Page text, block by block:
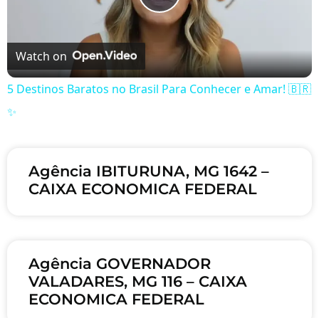
Play Video
Watch on
5 Destinos Baratos no Brasil Para Conhecer e Amar! 🇧🇷
✨
Agência IBITURUNA, MG 1642 –
CAIXA ECONOMICA FEDERAL
Agência GOVERNADOR
VALADARES, MG 116 – CAIXA
ECONOMICA FEDERAL